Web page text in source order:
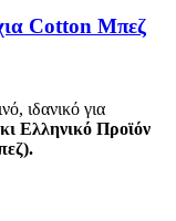
Cotton Μπεζ
ιδανικό για
Ελληνικό Προϊόν